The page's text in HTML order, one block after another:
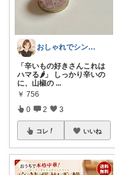
おしゃれでシンプルな暮らしが好きな人
「辛いもの好きさんこれは
ハマる🌶️」 しっかり辛いの
に、山椒の ...
￥ 756
0 2 3
コレ いいね